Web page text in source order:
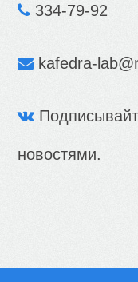
334-79-92
kafedra-
новостями.